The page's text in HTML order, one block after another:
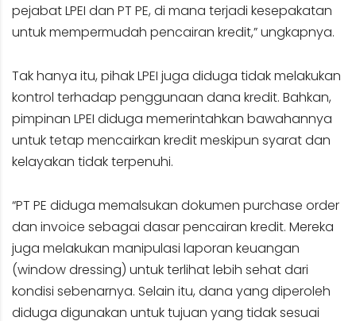
pejabat LPEI dan PT PE, di mana terjadi kesepakatan
untuk mempermudah pencairan kredit,” ungkapnya.
Tak hanya itu, pihak LPEI juga diduga tidak melakukan
kontrol terhadap penggunaan dana kredit. Bahkan,
pimpinan LPEI diduga memerintahkan bawahannya
untuk tetap mencairkan kredit meskipun syarat dan
kelayakan tidak terpenuhi.
“PT PE diduga memalsukan dokumen purchase order
dan invoice sebagai dasar pencairan kredit. Mereka
juga melakukan manipulasi laporan keuangan
(window dressing) untuk terlihat lebih sehat dari
kondisi sebenarnya. Selain itu, dana yang diperoleh
diduga digunakan untuk tujuan yang tidak sesuai